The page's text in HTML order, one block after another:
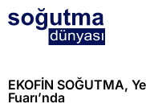
EKOFİN SOĞUTMA,
Fuarı’nda